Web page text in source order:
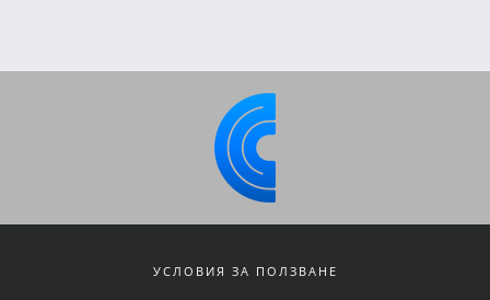
УСЛОВИЯ ЗА ПОЛЗВАНЕ